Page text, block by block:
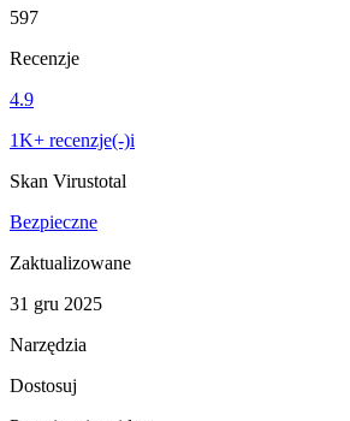
597
Recenzje
4.9
1K+ recenzje(-)i
Skan Virustotal
Bezpieczne
Zaktualizowane
31 gru 2025
Narzędzia
Dostosuj